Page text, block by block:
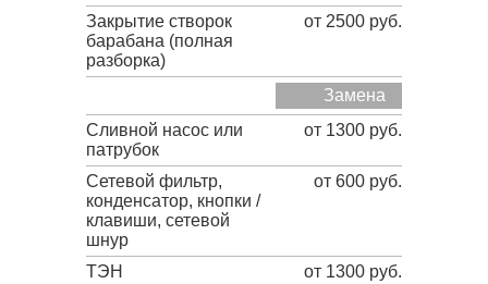
Закрытие створок
барабана (полная
разборка)
от 2500 руб.
Замена
Сливной насос или
патрубок
от 1300 руб.
Сетевой фильтр,
конденсатор, кнопки /
клавиши, сетевой
шнур
от 600 руб.
ТЭН
от 1300 руб.